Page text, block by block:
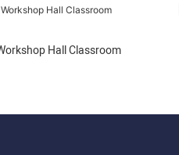
Hall Classroom